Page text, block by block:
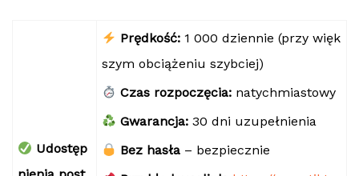
Udostęp
Prędkość: 1 000 dziennie (przy więk
szym obciążeniu szybciej)
Czas rozpoczęcia: natychmiastowy
Gwarancja: 30 dni uzupełnienia
Bez hasła – bezpiecznie